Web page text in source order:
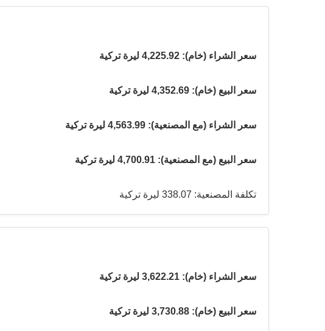
سعر الشراء (خام): 4,225.92 ليرة تركية
سعر البيع (خام): 4,352.69 ليرة تركية
سعر الشراء (مع المصنعية): 4,563.99 ليرة تركية
سعر البيع (مع المصنعية): 4,700.91 ليرة تركية
تكلفة المصنعية: 338.07 ليرة تركية
سعر الشراء (خام): 3,622.21 ليرة تركية
سعر البيع (خام): 3,730.88 ليرة تركية